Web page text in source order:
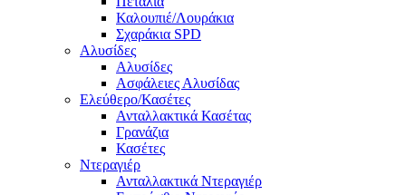
Καλουπιέ/Λουράκια
Σχαράκια SPD
Αλυσίδες
Αλυσίδες
Ασφάλειες Αλυσίδας
Ελεύθερο/Κασέτες
Ανταλλακτικά Κασέτας
Γρανάζια
Κασέτες
Ντεραγιέρ
Ανταλλακτικά Ντεραγιέρ